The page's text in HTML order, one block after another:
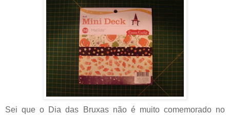
Sei que o Dia das Bruxas não é muito comemorado no